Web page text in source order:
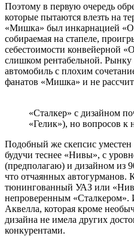
Поэтому в первую очередь
которые пытаются влезть на
«Мишка» был инкарнацией
собираемая на стапеле,
себестоимости конвейерной
слишком рентабельной.
автомобиль с плохим
фанатов «Мишка» и не
«Сталкер» с дизайном
«Гелик»), но вопросов к
Подобный же скепсис
будучи теснее «Нивы», с
(предполагаю) и дизайном из
что отчаянных автогурманов.
тюнингованный УАЗ или
непроверенным
Аквелла, которая кроме
дизайна не имела других
конкурентами.